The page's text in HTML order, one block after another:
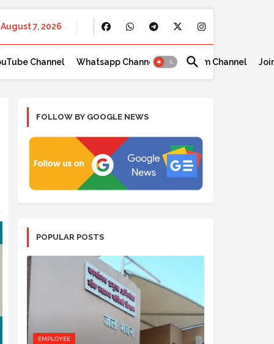
August 7, 2026
Channel Whatsapp Channel Telegram Channel
FOLLOW BY GOOGLE NEWS
POPULAR POSTS
EMPLOYEE